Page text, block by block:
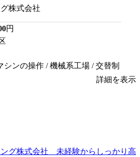
株式会社
円
シンの操作 / 機械系工場 / 交替制
詳細を表示